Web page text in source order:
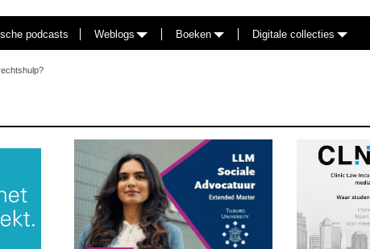
podcasts Weblogs Boeken Digitale collecties